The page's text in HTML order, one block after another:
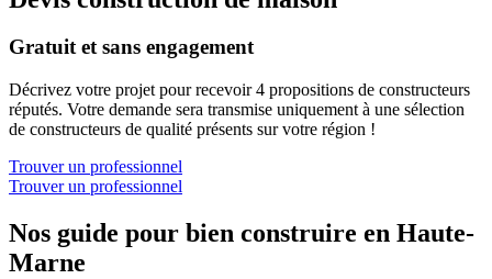
Gratuit et sans engagement
Décrivez votre projet pour recevoir 4 propositions de constructeurs
réputés. Votre demande sera transmise uniquement à une sélection
de constructeurs de qualité présents sur votre région !
Trouver un professionnel
Trouver un professionnel
Nos guide pour bien construire en Haute-
Marne